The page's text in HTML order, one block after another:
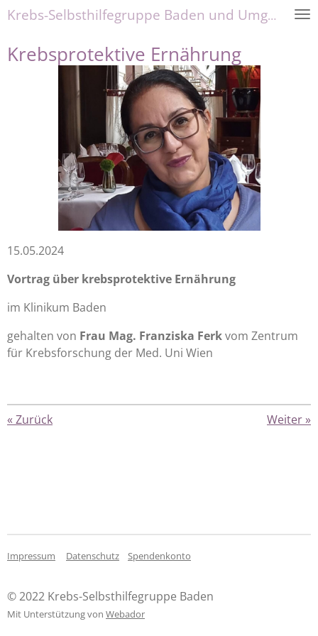
Zum
springen
Krebs-Selbsthilfegruppe Baden und Umgebung
Krebsprotektive Ernährung
15.05.2024
Vortrag über krebsprotektive Ernährung
im Klinikum Baden
gehalten von Frau Mag. Franziska Ferkvom Zentrum
für Krebsforschung der Med. Uni Wien
« Zurück Weiter»
Impressum Datenschutz Spendenkonto
© 2022 Krebs-Selbsthilfegruppe Baden
Mit Unterstützung von Webador